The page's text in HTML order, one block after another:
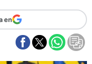
y finanzas
en